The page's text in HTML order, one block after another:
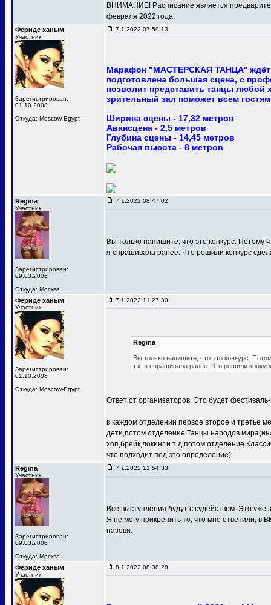
ВНИМАНИЕ! Расписание является
февраля 2022 года.
Фериде ханым
Участник
Зарегистрирован:
01.10.2008
Откуда: Moscow-Egypt
7.1.2022 07:59:13
Марафон "МАСТЕРСКАЯ ТАНЦА'' ждёт
подготовлена большая сцена, с
позволит представить танцы
зрительный зал поможет всем
Ширина сцены - 17,32 метров
Авансцена - 2,5 метров
Глубина сцены - 14,45 метров
Рабочая высота - 8 метров
Regina
Участник
Зарегистрирован:
09.03.2006
Откуда: Москва
7.1.2022 08:47:02
Вы только напишите, что это конкурс. Потому
я спрашивала ранее. Что решили конкурс
Фериде ханым
Участник
Зарегистрирован:
01.10.2008
Откуда: Moscow-Egypt
7.1.2022 11:27:30
Regina
Вы только напишите, что это конкурс.
т.к. я спрашивала ранее. Что решили
Ответ от организаторов. Это будет фестиваль-
в каждом отделении первое второе и третье
дети,потом отделение Танцы народов
хоп,брейк,локинг и т д,потом отделение
что подходит под это определение)
Regina
Участник
Зарегистрирован:
09.03.2006
Откуда: Москва
7.1.2022 11:54:33
Все выступления будут с судейством. Это уже
Я не могу прикрепить то, что мне ответили, в
назови.
Фериде ханым
Участник
8.1.2022 08:38:28